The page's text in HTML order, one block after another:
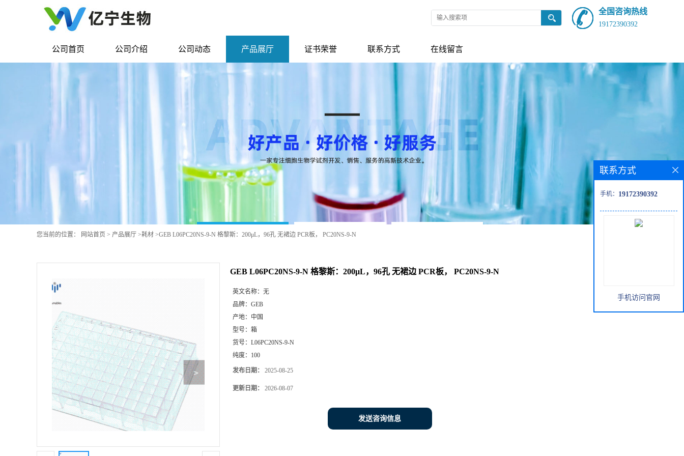
全国咨询热线
19172390392
公司首页 公司介绍 公司动态 产品展厅 证书荣誉 联系方式 在线留言
您当前的位置： 网站首页 > 产品展厅 >耗材 >GEB L06PC20NS-9-N 格黎斯：200μL，96孔 无裙边 PCR板， PC20NS-9-N
GEB L06PC20NS-9-N 格黎斯：200μL，96孔 无裙边 PCR板， PC20NS-9-N
英文名称： 无
品牌： GEB
产地： 中国
型号： 箱
货号： L06PC20NS-9-N
纯度： 100
发布日期： 2025-08-25
更新日期： 2026-08-07
发送咨询信息
联系方式
手机： 19172390392
手机访问官网